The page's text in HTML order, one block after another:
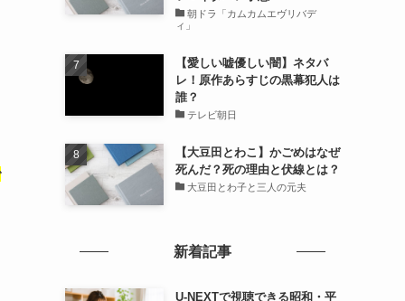
朝ドラ「カムカムエヴリバデ
ィ」
【愛しい嘘優しい闇】ネタバ
レ！原作あらすじの黒幕犯人は
誰？
テレビ朝日
【大豆田とわこ】かごめはなぜ
死んだ？死の理由と伏線とは？
大豆田とわ子と三人の元夫
新着記事
U-NEXTで視聴できる昭和・平